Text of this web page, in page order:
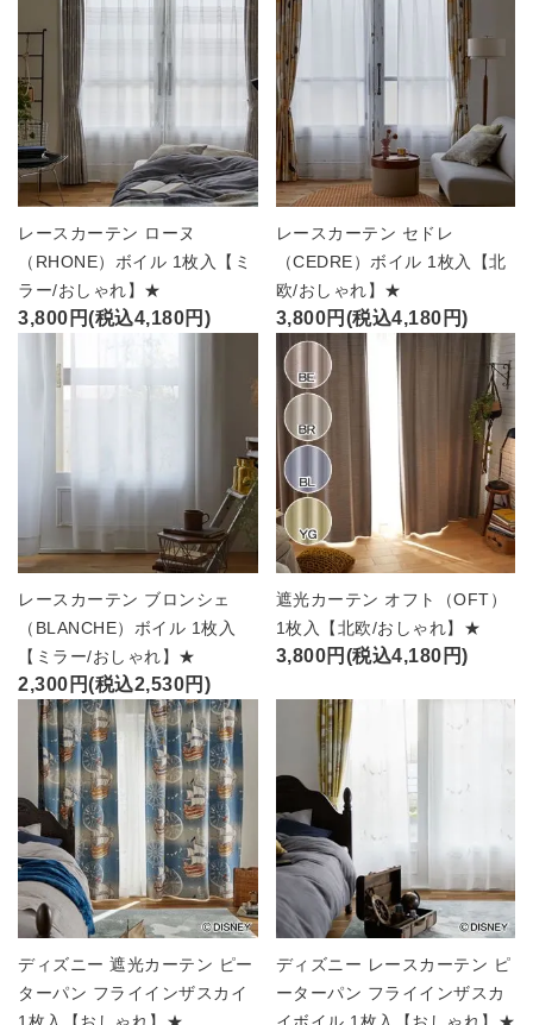
レースカーテン ローヌ
（RHONE）ボイル 1枚入【ミ
ラー/おしゃれ】★
3,800円(税込4,180円)
レースカーテン セドレ
（CEDRE）ボイル 1枚入【北
欧/おしゃれ】★
3,800円(税込4,180円)
レースカーテン ブロンシェ
（BLANCHE）ボイル 1枚入
【ミラー/おしゃれ】★
2,300円(税込2,530円)
遮光カーテン オフト（OFT）
1枚入【北欧/おしゃれ】★
3,800円(税込4,180円)
ディズニー 遮光カーテン ピー
ターパン フライインザスカイ
ディズニー レースカーテン ピ
ーターパン フライインザスカ